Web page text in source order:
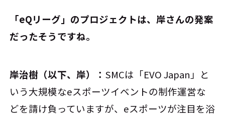
――「eQリーグ」のプロジェクトは、岸さんの発案
だったそうですね。
岸治樹（以下、岸）： SMCは「EVO Japan」と
いう大規模なeスポーツイベントの制作運営な
どを請け負っていますが、eスポーツが注目を浴